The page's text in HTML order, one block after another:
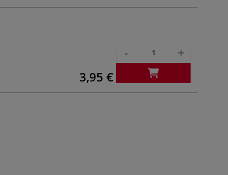
3,95 €
- +